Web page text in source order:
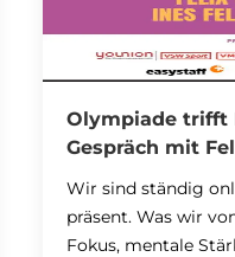
Olympiade trifft
Gespräch mit
Wir sind ständig
präsent. Was wir
Fokus, mentale